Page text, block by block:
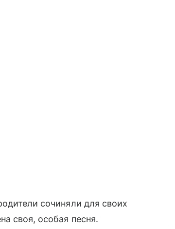
сочиняли для своих
своя, особая песня.